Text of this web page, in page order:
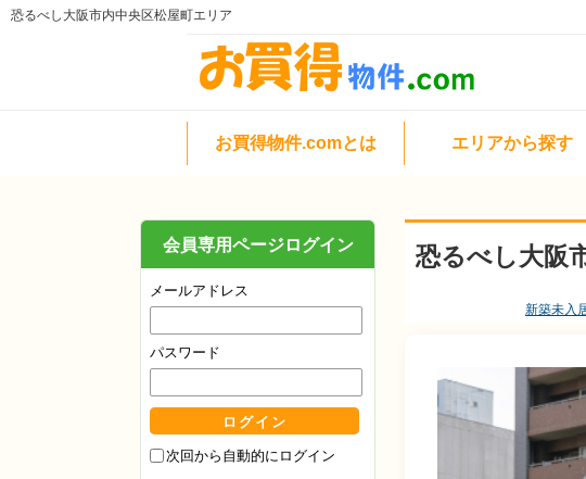
恐るべし大阪市内中央区松屋町エリア
お買得物件.comとは エリアから探す
恐るべし大阪
新築未入
会員専用ページログイン
メールアドレス
パスワード
次回から自動的にログイン